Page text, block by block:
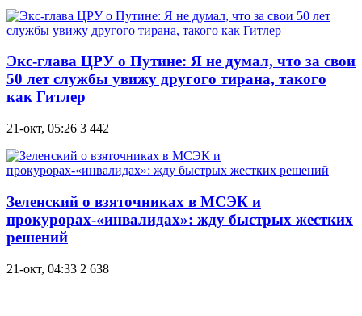
Экс-глава ЦРУ о Путине: Я не думал, что за свои
50 лет службы увижу другого тирана, такого
как Гитлер
21-окт, 05:26 3 442
Зеленский о взяточниках в МСЭК и
прокурорах-«инвалидах»: жду быстрых жестких
решений
21-окт, 04:33 2 638